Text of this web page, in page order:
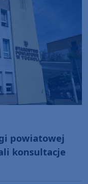
powiatowej
konsultacje